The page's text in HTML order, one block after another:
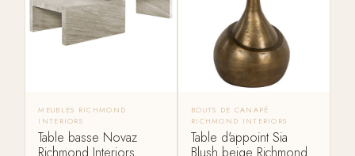
MEUBLES RICHMOND
INTERIORS
Table basse Novaz
Richmond Interiors
BOUTS DE CANAPÉ
RICHMOND INTERIORS
Table d'appoint Sia
Blush beige Richmond